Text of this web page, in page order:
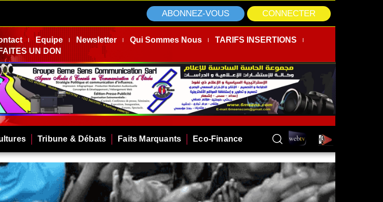
ABONNEZ-VOUS CONNECTER
Equipe Newsletter Qui Sommes Nous
TARIFS INSERTIONS
UN DON
Tribune & Débats Faits Marquants Eco-Finance